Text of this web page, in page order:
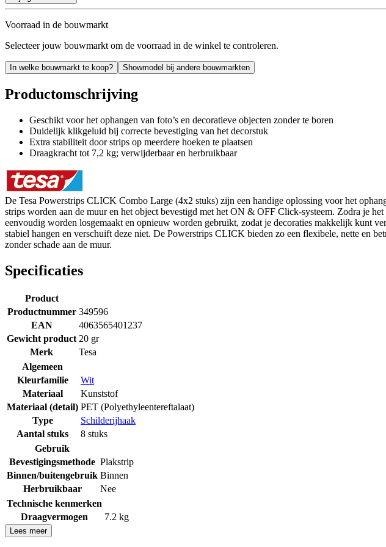
Voorraad in de bouwmarkt
Selecteer jouw bouwmarkt om de voorraad in de winkel te controleren.
In welke bouwmarkt te koop? Showmodel bij andere bouwmarkten
Productomschrijving
Geschikt voor het ophangen van foto’s en decoratieve objecten zonder te boren
Duidelijk klikgeluid bij correcte bevestiging van het decorstuk
Extra stabiliteit door strips op meerdere hoeken te plaatsen
Draagkracht tot 7,2 kg; verwijderbaar en herbruikbaar
De Tesa Powerstrips CLICK Combo Large (4x2 stuks) zijn een handige oplossing voor het
strips worden aan de muur en het object bevestigd met het ON & OFF Click-systeem. Zodra je
eenvoudig worden losgemaakt en opnieuw worden gebruikt, zodat je decoraties makkelijk kunt
stabiel hangen en verschuift deze niet. De Powerstrips CLICK bieden zo een flexibele, nette en
zonder schade aan de muur.
Specificaties
Product
Productnummer 349596
EAN
4063565401237
Gewicht product 20 gr
Merk
Tesa
Algemeen
Kleurfamilie
Wit
Materiaal
Kunststof
Materiaal (detail) PET (Polyethyleentereftalaat)
Type
Schilderijhaak
Aantal stuks
8 stuks
Gebruik
Bevestigingsmethode Plakstrip
Binnen/buitengebruik Binnen
Herbruikbaar
Nee
Technische kenmerken
Draagvermogen
7.2 kg
Lees meer